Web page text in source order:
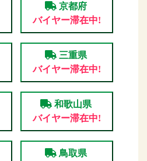
京都府
バイヤー滞在中!
三重県
バイヤー滞在中!
和歌山県
バイヤー滞在中!
鳥取県